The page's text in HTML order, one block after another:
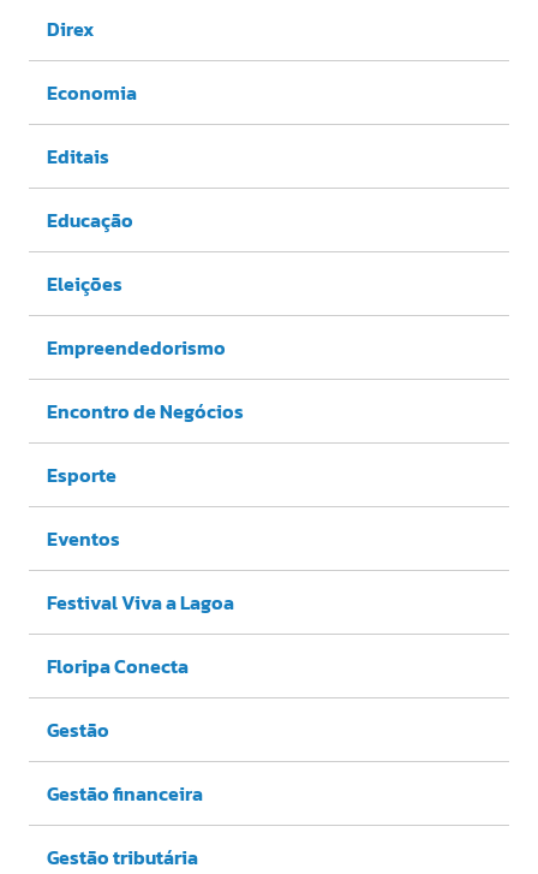
Direx
Economia
Editais
Educação
Eleições
Empreendedorismo
Encontro de Negócios
Esporte
Eventos
Festival Viva a Lagoa
Floripa Conecta
Gestão
Gestão financeira
Gestão tributária